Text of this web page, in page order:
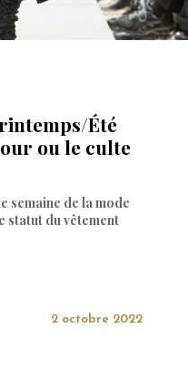
Été
ou le culte
semaine de la mode
statut du vêtement
2 octobre 2022